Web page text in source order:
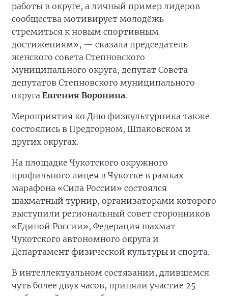
«Забота о здоровье и активный образ жизни
становятся важной частью воспитательной
сообщества мотивирует молодёжь
стремиться к новым спортивным
достижениям», — сказала председатель
женского совета Степновского
муниципального округа, депутат Совета
депутатов Степновского муниципального
округаЕвгения Воронина.
состоялись в Предгорном, Шпаковском и
других округах.